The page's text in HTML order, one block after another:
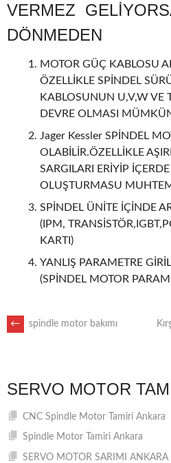
VERMEZ
DÖNMEDEN
MOTOR GÜÇ KABLOSU
ÖZELLİKLE SPİNDEL
KABLOSUNUN U,V,W VE
DEVRE OLMASI
Jager Kessler SPİNDEL
OLABİLİR.ÖZELLİKLE
SARGILARI ERİYİP
OLUŞTURMASU
SPİNDEL ÜNİTE İÇİNDE
(IPM,
KARTI)
YANLIŞ PARAMETRE
(SPİNDEL MOTOR
POST
← spindle motor bakımı
SERVO MOTOR
CNC Spindle Motor Tamiri Ankara
Spindle Motor Tamiri Ankara
SERVO MOTOR SARIMI ANKARA